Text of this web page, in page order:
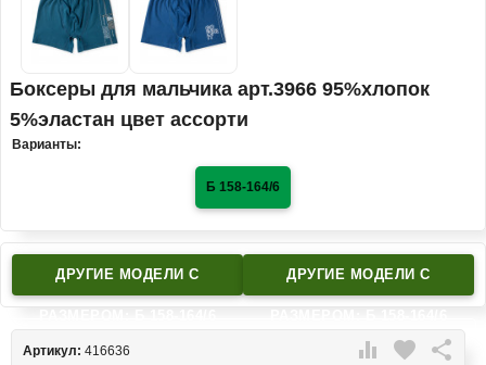
Боксеры для мальчика арт.3966 95%хлопок
5%эластан цвет ассорти
Варианты:
Б 158-164/6
ДРУГИЕ МОДЕЛИ C ДРУГИЕ МОДЕЛИ C
 favorite 
Артикул: 416636